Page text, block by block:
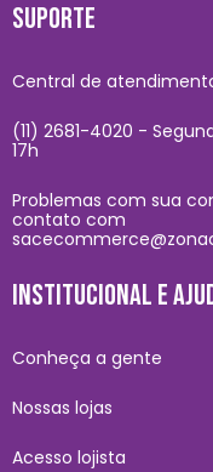
SUPORTE
Central de
(11) 2681-4020 -
17h
Problemas com sua
contato com
INSTITUCIONAL E
Conheça a gente
Nossas lojas
Acesso lojista